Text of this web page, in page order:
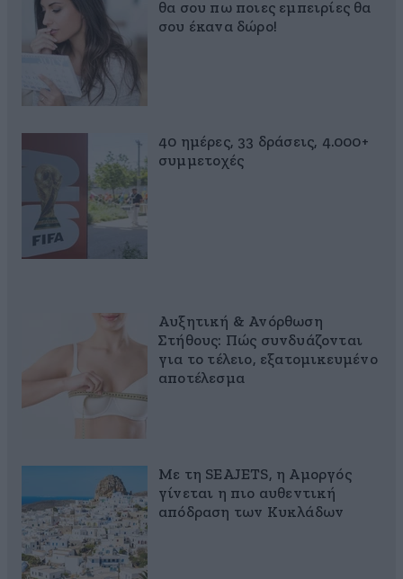
θα σου πω ποιες εμπειρίες θα
σου έκανα δώρο!
40 ημέρες, 33 δράσεις, 4.000+
συμμετοχές
Αυξητική & Ανόρθωση
Στήθους: Πώς συνδυάζονται
για το τέλειο, εξατομικευμένο
αποτέλεσμα
Με τη SEAJETS, η Αμοργός
γίνεται η πιο αυθεντική
απόδραση των Κυκλάδων